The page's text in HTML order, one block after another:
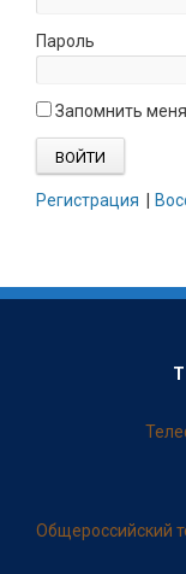
Пароль
Запомнить меня
Регистрация |
Общероссийский